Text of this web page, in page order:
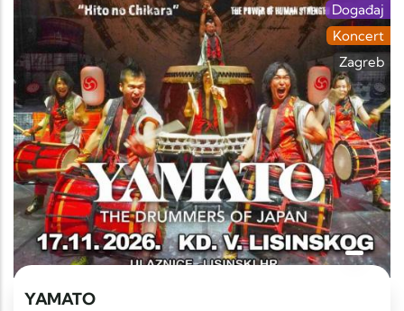
YAMATO
Događaj
Koncert
Zagreb